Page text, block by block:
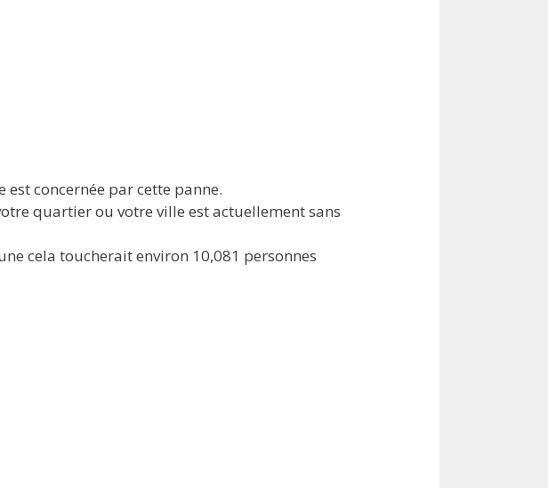
concernée par cette panne.
quartier ou votre ville est actuellement sans
cela toucherait environ 10,081 personnes